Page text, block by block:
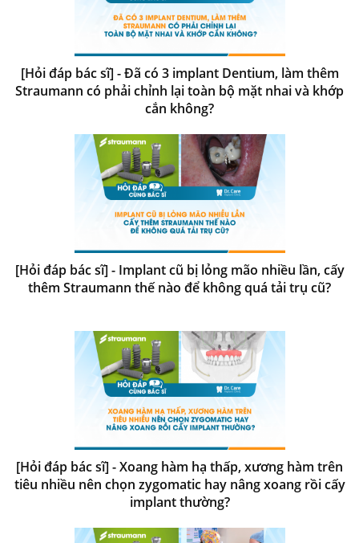
[Hỏi đáp bác sĩ] - Đã có 3 implant Dentium, làm thêm
Straumann có phải chỉnh lại toàn bộ mặt nhai và khớp
cắn không?
[Hỏi đáp bác sĩ] - Implant cũ bị lỏng mão nhiều lần, cấy
thêm Straumann thế nào để không quá tải trụ cũ?
[Hỏi đáp bác sĩ] - Xoang hàm hạ thấp, xương hàm trên
tiêu nhiều nên chọn zygomatic hay nâng xoang rồi cấy
implant thường?